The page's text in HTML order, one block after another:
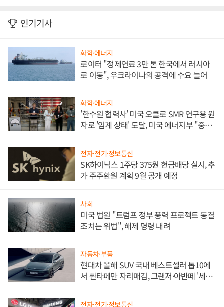
인기기사
화학·에너지
로이터 "정제연료 3만 톤 한국에서 러시아
로 이동", 우크라이나의 공격에 수요 늘어
화학·에너지
'한수원 협력사' 미국 오클로 SMR 연구용 원
자로 '임계 상태' 도달, 미국 에너지부 "중요
전자·전기·정보통신
SK하이닉스 1주당 375원 현금배당 실시, 추
가 주주환원 계획 9월 공개 예정
사회
미국 법원 "트럼프 정부 풍력 프로젝트 동결
조치는 위법", 해제 명령 내려
자동차·부품
현대차 올해 SUV 국내 베스트셀러 톱10에
서 싼타페만 자리매김, 그랜저·아반떼 '세단
전자·전기·정보통신